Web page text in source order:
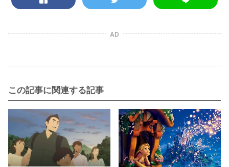
AD
この記事に関連する記事